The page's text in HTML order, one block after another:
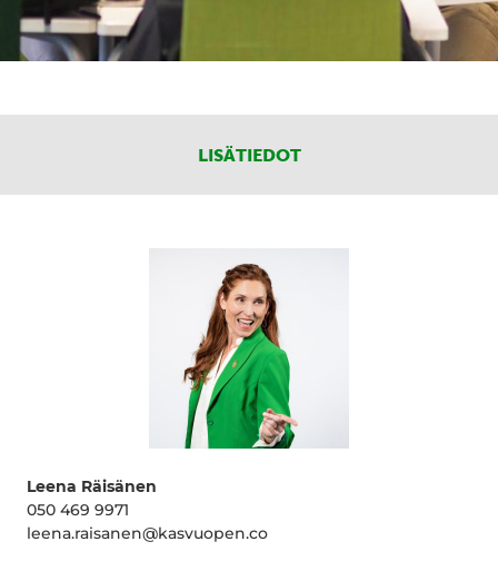
LISÄTIEDOT
Leena Räisänen
050 469 9971
leena.raisanen@kasvuopen.co